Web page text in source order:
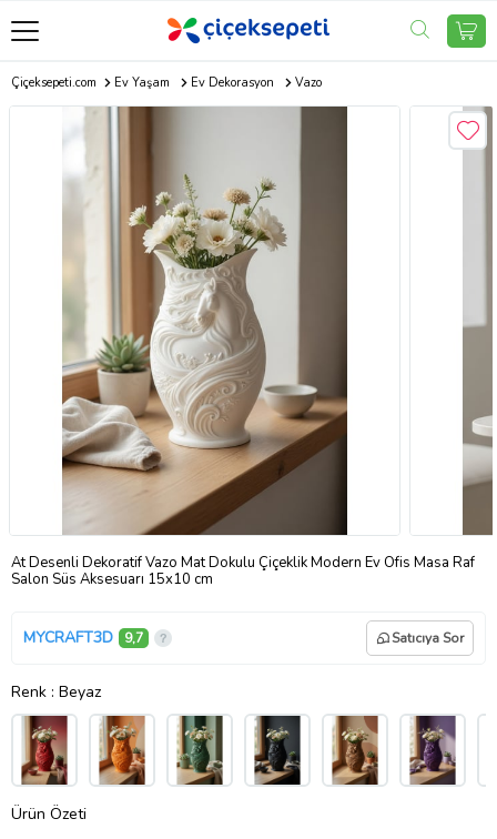
Çiçeksepeti.com Ev Yaşam Ev Dekorasyon Vazo
At Desenli Dekoratif Vazo Mat Dokulu Çiçeklik Modern Ev Ofis Masa Raf
Salon Süs Aksesuarı 15x10 cm
MYCRAFT3D 9,7 Satıcıya Sor
Renk : Beyaz
Ürün Özeti